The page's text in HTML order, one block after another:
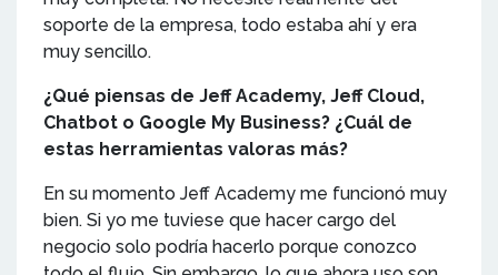
soporte de la empresa, todo estaba ahí y era
muy sencillo.
¿Qué piensas de Jeff Academy, Jeff Cloud,
Chatbot o Google My Business? ¿Cuál de
estas herramientas valoras más?
En su momento Jeff Academy me funcionó muy
bien. Si yo me tuviese que hacer cargo del
negocio solo podría hacerlo porque conozco